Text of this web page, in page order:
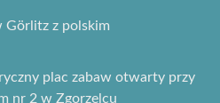
Görlitz z polskim
plac zabaw otwarty przy
nr 2 w Zgorzelcu